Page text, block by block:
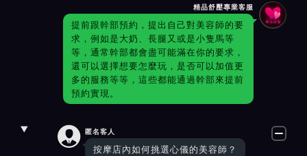
精品舒壓專業客服
提前跟幹部預約，提出自己對美容師的要
求，例如是大奶、長腿又或是小隻馬等
等，通常幹部都會盡可能滿在你的要求，
還可以選擇想要怎麼玩，是否可以加值更
多的服務等等，這些都能通過幹部來提前
預約實現。
 匿名客人
按摩店內如何挑選心儀的美容師？